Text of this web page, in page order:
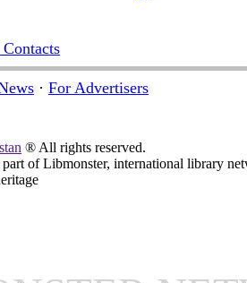
· For Advertisers
® All rights reserved.
of Libmonster, international library